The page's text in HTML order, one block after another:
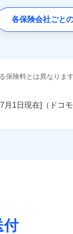
各保険会社ごと
険料とは異なり
月 日現在]（ドコ
付